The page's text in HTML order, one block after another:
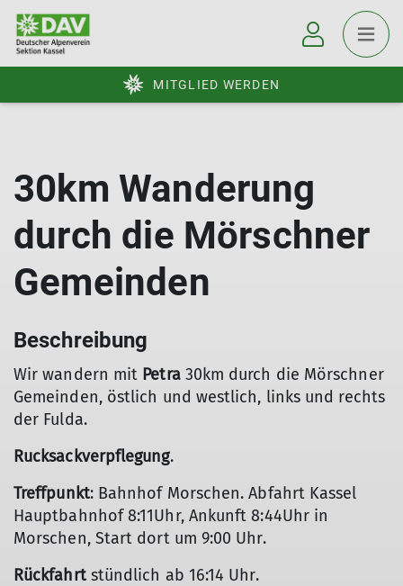
MITGLIED WERDEN
30km Wanderung
durch die Mörschner
Gemeinden
Beschreibung
Wir wandern mit Petra30km durch die Mörschner
Gemeinden, östlich und westlich, links und rechts
der Fulda.
Rucksackverpflegung.
Treffpunkt: Bahnhof Morschen. Abfahrt Kassel
Hauptbahnhof 8:11Uhr, Ankunft 8:44Uhr in
Morschen, Start dort um 9:00 Uhr.
Rückfahrtstündlich ab 16:14 Uhr.